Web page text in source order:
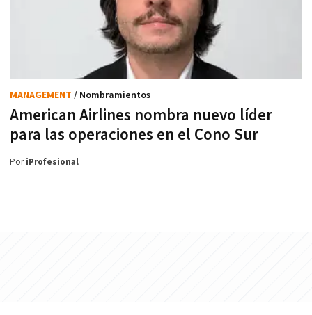
American Airlines nombra nuevo líder
para las operaciones en el Cono Sur
MANAGEMENT / Nombramientos
PoriProfesional